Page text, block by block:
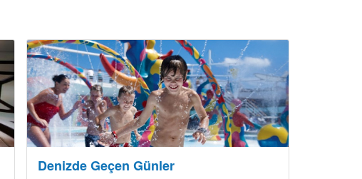
Denizde Geçen Günler